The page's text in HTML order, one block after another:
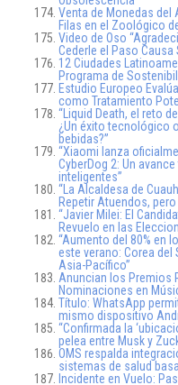
Venta de Monedas del
Filas en el Zoológico
Video de Oso
Cederle el Paso
12 Ciudades
Programa de
Estudio Europeo
como Tratamiento
“Liquid Death, el reto
¿Un éxito tecnológico
bebidas?”
“Xiaomi lanza
CyberDog 2: Un
inteligentes”
“La Alcaldesa de
Repetir Atuendos,
“Javier Milei: El
Revuelo en las
“Aumento del 80% en
este verano: Corea del
Asia-Pacífico”
Anuncian los Premios
Nominaciones en
Título: WhatsApp
mismo dispositivo
“Confirmada la
pelea entre Musk y
OMS respalda
sistemas de salud
Incidente en Vuelo: